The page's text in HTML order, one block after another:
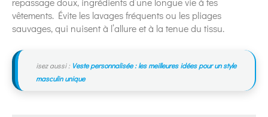
vêtements. Évite les lavages fréquents ou les pliages
sauvages, qui nuisent à l’allure et à la tenue du tissu.
isez aussi : Veste personnalisée : les meilleures idées pour un style
masculin unique